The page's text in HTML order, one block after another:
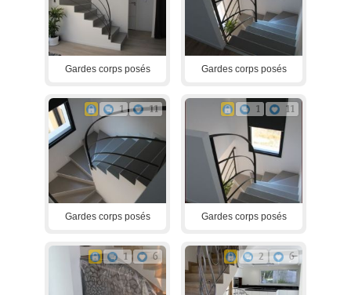
Gardes corps posés Gardes corps posés
1 11
Gardes corps posés
1 11
Gardes corps posés
1 6 2 6